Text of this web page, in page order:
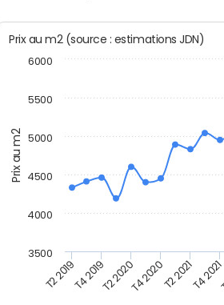
Prix au m2
Prix au m2 (source : estimations JDN)
T2 2019T4 2019T2 2020T4 2020T2 2021T4 2021
3500
4000
4500
5000
5500
6000